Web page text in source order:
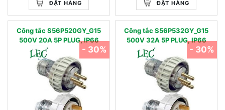
ĐẶT HÀNG ĐẶT HÀNG
Công tắc S56P520GY_G15
500V 20A 5P PLUG, IP66
- 30%
Công tắc S56P532GY_G15
500V 32A 5P PLUG, IP66
- 30%